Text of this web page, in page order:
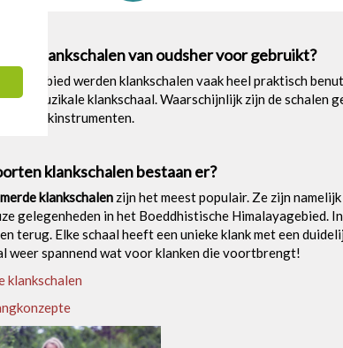
klankschalen van oudsher voor gebruikt?
werden klankschalen vaak heel praktisch
als muzikale klankschaal. Waarschijnlijk zijn de
muziekinstrumenten.
klankschalen bestaan er?
klankschalenzijn het meest populair. Ze zijn
gelegenheden in het Boeddhistische Himalayagebied.
terug. Elke schaal heeft een unieke klank met een
weer spannend wat voor klanken die voortbrengt!
klankschalen